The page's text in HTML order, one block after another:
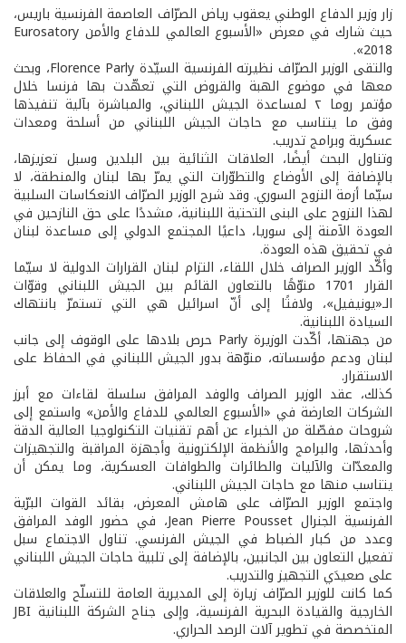
زار وزير الدفاع الوطني يعقوب رياض الصرّاف العاصمة الفرنسية باريس،
حيث شارك في معرض «الأسبوع العالمي للدفاع والأمن Eurosatory
2018».
والتقى الوزير الصرّاف نظيرته الفرنسية السيّدة Florence Parly، وبحث
معها في موضوع الهبة والقروض التي تعهّدت بها فرنسا خلال
مؤتمر روما ٢ لمساعدة الجيش اللبناني، والمباشرة بآلية تنفيذها
وفق ما يتناسب مع حاجات الجيش اللبناني من أسلحة ومعدات
عسكرية وبرامج تدريب.
وتناول البحث أيضًا، العلاقات الثنائية بين البلدين وسبل تعزيزها،
بالإضافة إلى الأوضاع والتطوّرات التي يمرّ بها لبنان والمنطقة، لا
سيّما أزمة النزوح السوري. وقد شرح الوزير الصرّاف الانعكاسات السلبية
لهذا النزوح على البنى التحتية اللبنانية، مشددًا على حق النازحين في
العودة الآمنة إلى سوريا، داعيًا المجتمع الدولي إلى مساعدة لبنان
في تحقيق هذه العودة.
وأكّد الوزير الصراف خلال اللقاء، التزام لبنان القرارات الدولية لا سيّما
القرار 1701 منوّهًا بالتعاون القائم بين الجيش اللبناني وقوّات
الـ«يونيفيل»، ولافتًا إلى أنّ اسرائيل هي التي تستمرّ بانتهاك
السيادة اللبنانية.
من جهتها، أكّدت الوزيرة Parly حرص بلادها على الوقوف إلى جانب
لبنان ودعم مؤسساته، منوّهة بدور الجيش اللبناني في الحفاظ على
الاستقرار.
كذلك، عقد الوزير الصراف والوفد المرافق سلسلة لقاءات مع أبرز
الشركات العارضة في «الأسبوع العالمي للدفاع والأمن» واستمع إلى
شروحات مفصّلة من الخبراء عن أهم تقنيات التكنولوجيا العالية الدقة
وأحدثها، والبرامج والأنظمة الإلكترونية وأجهزة المراقبة والتجهيزات
والمعدّات والآليات والطائرات والطوافات العسكرية، وما يمكن أن
يتناسب منها مع حاجات الجيش اللبناني.
واجتمع الوزير الصرّاف على هامش المعرض، بقائد القوات البرّية
الفرنسية الجنرال Jean Pierre Pousset، في حضور الوفد المرافق
وعدد من كبار الضباط في الجيش الفرنسي. تناول الاجتماع سبل
تفعيل التعاون بين الجانبين، بالإضافة إلى تلبية حاجات الجيش اللبناني
على صعيدَي التجهيز والتدريب.
كما كانت للوزير الصرّاف زيارة إلى المديرية العامة للتسلّح والعلاقات
الخارجية والقيادة البحرية الفرنسية، وإلى جناح الشركة اللبنانية JBI
المتخصصة في تطوير آلات الرصد الحراري.